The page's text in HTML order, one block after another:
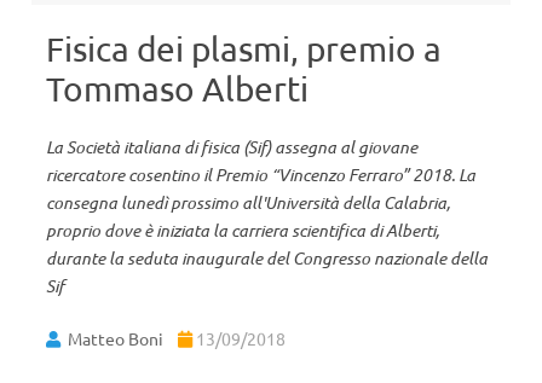
Fisica dei plasmi, premio a
Tommaso Alberti
La Società italiana di fisica (Sif) assegna al giovane
ricercatore cosentino il Premio “Vincenzo Ferraro” 2018. La
consegna lunedì prossimo all'Università della Calabria,
proprio dove è iniziata la carriera scientifica di Alberti,
durante la seduta inaugurale del Congresso nazionale della
Sif
Matteo Boni 13/09/2018